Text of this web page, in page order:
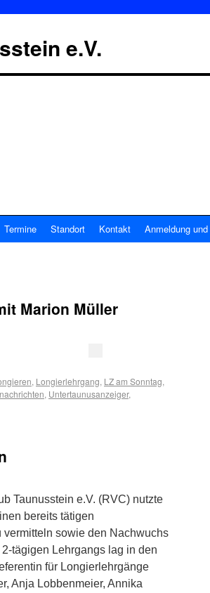
e.V.
Termine Standort Kontakt Anmeldung
Marion Müller
, Longierlehrgang, LZ am Sonntag,
, Untertaunusanzeiger,
Taunusstein e.V. (RVC) nutzte
bereits tätigen
vermitteln sowie den Nachwuchs
tägigen Lehrgangs lag in den
für Longierlehrgänge
Anja Lobbenmeier, Annika